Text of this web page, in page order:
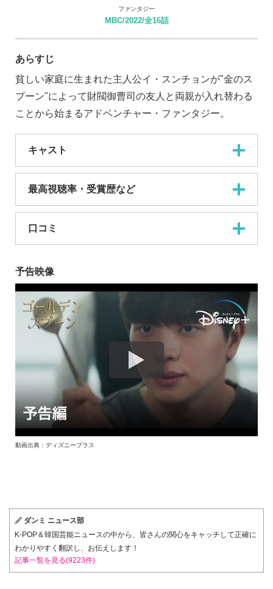
ファンタジー
MBC/2022/全16話
あらすじ
貧しい家庭に生まれた主人公イ・スンチョンが"金のス
プーン"によって財閥御曹司の友人と両親が入れ替わる
ことから始まるアドベンチャー・ファンタジー。
キャスト
最高視聴率・受賞歴など
口コミ
予告映像
動画出典：ディズニープラス
ダンミ ニュース部
K-POP＆韓国芸能ニュースの中から、皆さんの関心をキャッチして正確に
わかりやすく翻訳し、お伝えします！
記事一覧を見る(9223件)